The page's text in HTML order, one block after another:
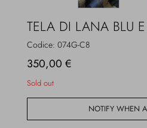
TELA DI LANA BLU
Codice: 074G-C8
350,00 €
Sold out
NOTIFY WHEN